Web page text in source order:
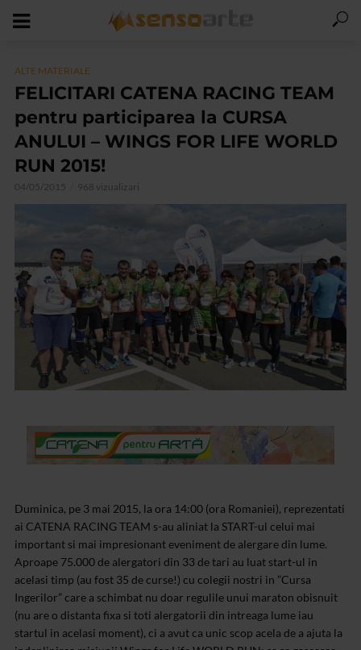
ALTE MATERIALE
FELICITARI CATENA RACING TEAM
pentru participarea la CURSA
ANULUI – WINGS FOR LIFE WORLD
RUN 2015!
04/05/2015 968 vizualizari
Duminica, pe 3 mai 2015, la ora 14:00 (ora Romaniei), reprezentati
ai CATENA RACING TEAM s-au aliniat la START-ul celui mai
important si mai impresionant eveniment de alergare din lume.
Aproape 75.000 de alergatori din 33 de tari au luat start-ul in
acelasi timp (au fost 35 de curse!) cu colegii nostri in ”Cursa
Ingerilor” care a schimbat nu doar regulile unui maraton obisnuit
(nu are o distanta fixa si toti alergatorii din intreaga lume iau
startul in acelasi moment), ci a avut ca unic scop acela de a ajuta la